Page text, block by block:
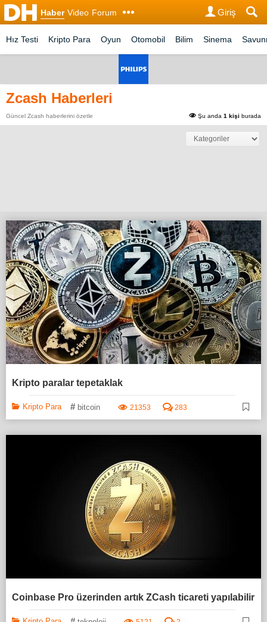
Haber Video Forum Giriş
Hız Testi Kripto Para Oyun Otomobil Bilim Sinema
Zcash Haberleri
Güncel Zcash haberlerini özetle Şu anda 1 kişi burada
Kripto paralar tepetaklak
Kripto Para # bitcoin 21353 283
Coinbase Pro üzerinden artık ZCash ticareti yapılabilir